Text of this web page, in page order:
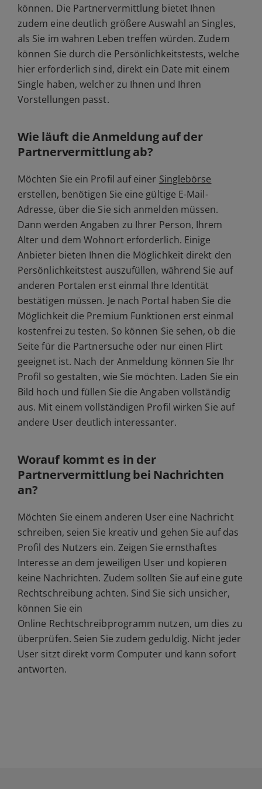
können. Die Partnervermittlung bietet Ihnen
zudem eine deutlich größere Auswahl an Singles,
als Sie im wahren Leben treffen würden. Zudem
können Sie durch die Persönlichkeitstests, welche
hier erforderlich sind, direkt ein Date mit einem
Single haben, welcher zu Ihnen und Ihren
Vorstellungen passt.
Wie läuft die Anmeldung auf der
Partnervermittlung ab?
Möchten Sie ein Profil auf einer Singlebörse
erstellen, benötigen Sie eine gültige E-Mail-
Adresse, über die Sie sich anmelden müssen.
Dann werden Angaben zu Ihrer Person, Ihrem
Alter und dem Wohnort erforderlich. Einige
Anbieter bieten Ihnen die Möglichkeit direkt den
Persönlichkeitstest auszufüllen, während Sie auf
anderen Portalen erst einmal Ihre Identität
bestätigen müssen. Je nach Portal haben Sie die
Möglichkeit die Premium Funktionen erst einmal
kostenfrei zu testen. So können Sie sehen, ob die
Seite für die Partnersuche oder nur einen Flirt
geeignet ist. Nach der Anmeldung können Sie Ihr
Profil so gestalten, wie Sie möchten. Laden Sie ein
Bild hoch und füllen Sie die Angaben vollständig
aus. Mit einem vollständigen Profil wirken Sie auf
andere User deutlich interessanter.
Worauf kommt es in der
Partnervermittlung bei Nachrichten
an?
Möchten Sie einem anderen User eine Nachricht
schreiben, seien Sie kreativ und gehen Sie auf das
Profil des Nutzers ein. Zeigen Sie ernsthaftes
Interesse an dem jeweiligen User und kopieren
keine Nachrichten. Zudem sollten Sie auf eine gute
Rechtschreibung achten. Sind Sie sich unsicher,
können Sie ein
Online Rechtschreibprogramm nutzen, um dies zu
überprüfen. Seien Sie zudem geduldig. Nicht jeder
User sitzt direkt vorm Computer und kann sofort
antworten.